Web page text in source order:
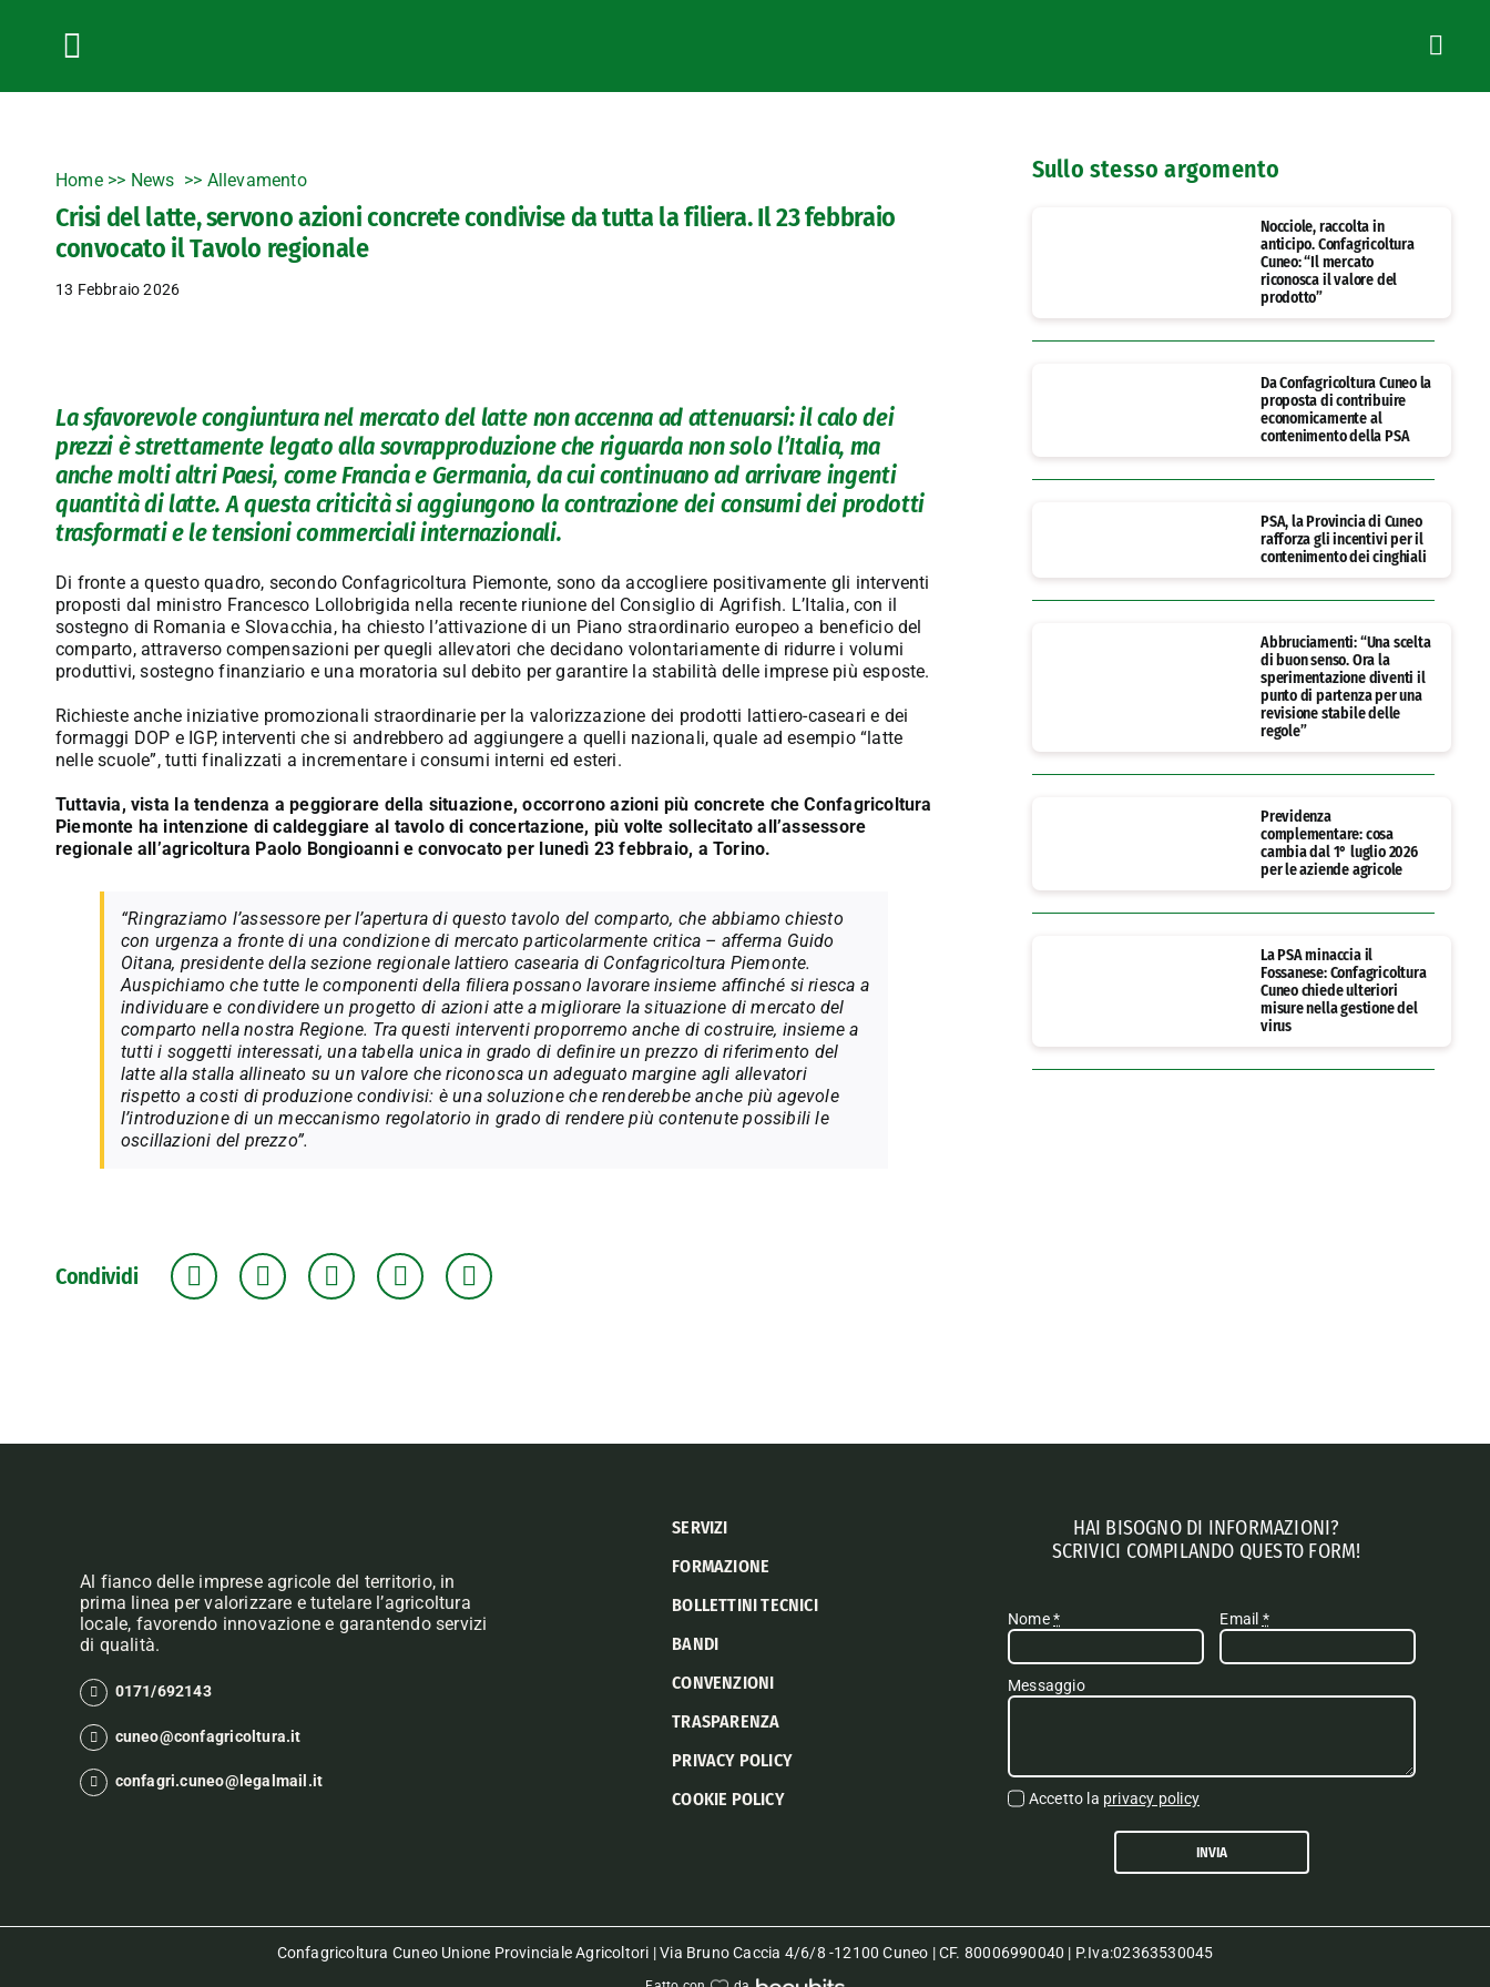
Toggle
Navigation
Home>> News Allevamento
Crisi del latte, servono azioni concrete condivise da tutta la filiera. Il 23 febbraio
convocato il Tavolo regionale
13 Febbraio 2026
La sfavorevole congiuntura nel mercato del latte non accenna ad attenuarsi: il calo dei
prezzi è strettamente legato alla sovrapproduzione che riguarda non solo l’Italia, ma
anche molti altri Paesi, come Francia e Germania, da cui continuano ad arrivare ingenti
quantità di latte. A questa criticità si aggiungono la contrazione dei consumi dei prodotti
trasformati e le tensioni commerciali internazionali.
Di fronte a questo quadro, secondo Confagricoltura Piemonte, sono da accogliere positivamente gli interventi
proposti dal ministro Francesco Lollobrigida nella recente riunione del Consiglio di Agrifish. L’Italia, con il
sostegno di Romania e Slovacchia, ha chiesto l’attivazione di un Piano straordinario europeo a beneficio del
comparto, attraverso compensazioni per quegli allevatori che decidano volontariamente di ridurre i volumi
produttivi, sostegno finanziario e una moratoria sul debito per garantire la stabilità delle imprese più esposte.
Richieste anche iniziative promozionali straordinarie per la valorizzazione dei prodotti lattiero-caseari e dei
formaggi DOP e IGP, interventi che si andrebbero ad aggiungere a quelli nazionali, quale ad esempio “latte
nelle scuole”, tutti finalizzati a incrementare i consumi interni ed esteri.
Tuttavia, vista la tendenza a peggiorare della situazione, occorrono azioni più concrete che Confagricoltura
Piemonte ha intenzione di caldeggiare al tavolo di concertazione, più volte sollecitato all’assessore
regionale all’agricoltura Paolo Bongioanni e convocato per lunedì 23 febbraio, a Torino.
“Ringraziamo l’assessore per l’apertura di questo tavolo del comparto, che abbiamo chiesto
con urgenza a fronte di una condizione di mercato particolarmente critica – afferma Guido
Oitana, presidente della sezione regionale lattiero casearia di Confagricoltura Piemonte.
Auspichiamo che tutte le componenti della filiera possano lavorare insieme affinché si riesca a
individuare e condividere un progetto di azioni atte a migliorare la situazione di mercato del
comparto nella nostra Regione. Tra questi interventi proporremo anche di costruire, insieme a
tutti i soggetti interessati, una tabella unica in grado di definire un prezzo di riferimento del
latte alla stalla allineato su un valore che riconosca un adeguato margine agli allevatori
rispetto a costi di produzione condivisi: è una soluzione che renderebbe anche più agevole
l’introduzione di un meccanismo regolatorio in grado di rendere più contenute possibili le
oscillazioni del prezzo”.
Condividi
Sullo stesso argomento
Nocciole, raccolta in
anticipo. Confagricoltura
Cuneo: “Il mercato
riconosca il valore del
prodotto”
Da Confagricoltura Cuneo la
proposta di contribuire
economicamente al
contenimento della PSA
PSA, la Provincia di Cuneo
rafforza gli incentivi per il
contenimento dei cinghiali
Abbruciamenti: “Una scelta
di buon senso. Ora la
sperimentazione diventi il
punto di partenza per una
revisione stabile delle
regole”
Previdenza
complementare: cosa
cambia dal 1° luglio 2026
per le aziende agricole
La PSA minaccia il
Fossanese: Confagricoltura
Cuneo chiede ulteriori
misure nella gestione del
virus
Al fianco delle imprese agricole del territorio, in
prima linea per valorizzare e tutelare l’agricoltura
locale, favorendo innovazione e garantendo servizi
di qualità.
0171/692143
cuneo@confagricoltura.it
confagri.cuneo@legalmail.it
SERVIZI
FORMAZIONE
BOLLETTINI TECNICI
BANDI
CONVENZIONI
TRASPARENZA
PRIVACY POLICY
COOKIE POLICY
HAI BISOGNO DI INFORMAZIONI?
SCRIVICI COMPILANDO QUESTO FORM!
Nome* Email *
Messaggio
Accetto la privacy policy
INVIA
Confagricoltura Cuneo Unione Provinciale Agricoltori | Via Bruno Caccia 4/6/8 -12100 Cuneo | CF. 80006990040 | P.Iva:02363530045